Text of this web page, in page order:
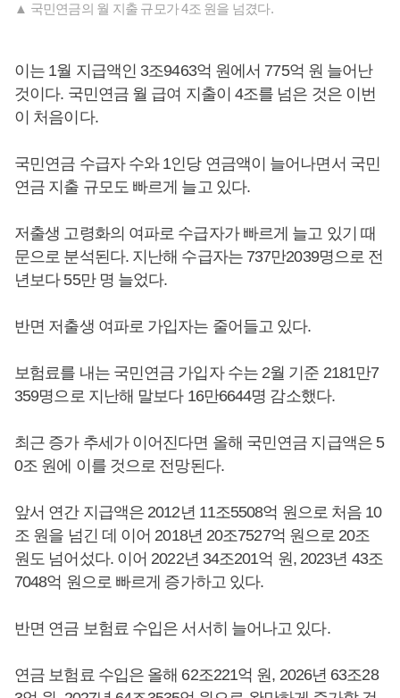
▲ 국민연금의 월 지출 규모가 4조 원을 넘겼다.
이는 1월 지급액인 3조9463억 원에서 775억 원 늘어난
것이다. 국민연금 월 급여 지출이 4조를 넘은 것은 이번
이 처음이다.
국민연금 수급자 수와 1인당 연금액이 늘어나면서 국민
연금 지출 규모도 빠르게 늘고 있다.
저출생 고령화의 여파로 수급자가 빠르게 늘고 있기 때
문으로 분석된다. 지난해 수급자는 737만2039명으로 전
년보다 55만 명 늘었다.
반면 저출생 여파로 가입자는 줄어들고 있다.
보험료를 내는 국민연금 가입자 수는 2월 기준 2181만7
359명으로 지난해 말보다 16만6644명 감소했다.
최근 증가 추세가 이어진다면 올해 국민연금 지급액은 5
0조 원에 이를 것으로 전망된다.
앞서 연간 지급액은 2012년 11조5508억 원으로 처음 10
조 원을 넘긴 데 이어 2018년 20조7527억 원으로 20조
원도 넘어섰다. 이어 2022년 34조201억 원, 2023년 43조
7048억 원으로 빠르게 증가하고 있다.
반면 연금 보험료 수입은 서서히 늘어나고 있다.
연금 보험료 수입은 올해 62조221억 원, 2026년 63조28